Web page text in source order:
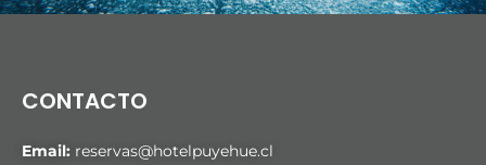
CONTACTO
Email: reservas@hotelpuyehue.cl